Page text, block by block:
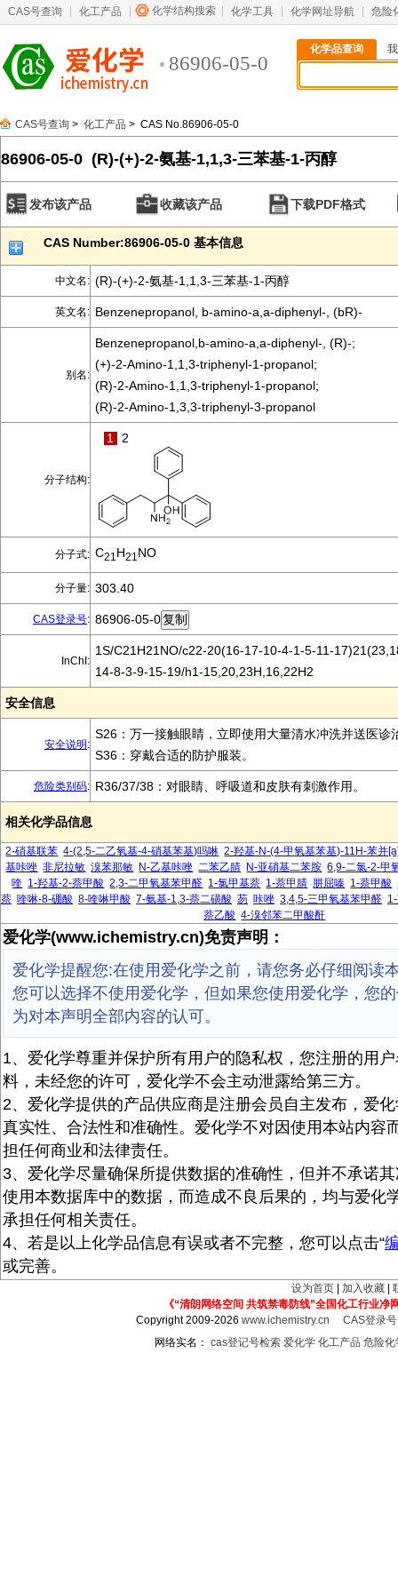
CAS号查询 化工产品 化学结构搜索 化学工具 化学网址导航 危险
86906-05-0
化学品查询
CAS号查询 > 化工产品 > CAS No.86906-05-0
86906-05-0 (R)-(+)-2-氨基-1,1,3-三苯基-1-丙醇
发布该产品 收藏该产品 下载PDF格式
CAS Number:86906-05-0 基本信息
中文名: (R)-(+)-2-氨基-1,1,3-三苯基-1-丙醇
英文名: Benzenepropanol, b-amino-a,a-diphenyl-, (bR)-
别名:
Benzenepropanol,b-amino-a,a-diphenyl-, (R)-;
(+)-2-Amino-1,1,3-triphenyl-1-propanol;
(R)-2-Amino-1,1,3-triphenyl-1-propanol;
(R)-2-Amino-1,3,3-triphenyl-3-propanol
分子结构:
1 2
分子式: C21 H21 NO
分子量: 303.40
CAS登录号: 86906-05-0
InChI:
1S/C21H21NO/c22-20(16-17-10-4-1-5-11-
14-8-3-9-15-19/h1-15,20,23H,16,22H2
安全信息
安全说明 :
S26：万一接触眼睛，立即使用大量清水冲洗并送医诊
S36：穿戴合适的防护服装。
危险类别码: R36/37/38：对眼睛、呼吸道和皮肤有刺激作用。
相关化学品信息
2-硝基联苯 4-(2,5-二乙氧基-4-硝基苯基)吗啉 2-羟基-N-(4-甲氧基苯基)-11H-苯并
基咔唑 非尼拉敏 溴苯那敏 N-乙基咔唑 二苯乙腈 N-亚硝基二苯胺 6,9-二氯-2-甲
喹 1-羟基-2-萘甲酸 2,3-二甲氧基苯甲醛 1-氯甲基萘 1-萘甲腈 肼屈嗪 1-萘甲酸
萘 喹啉-8-硼酸 8-喹啉甲酸 7-氨基-1,3-萘二磺酸 芴 咔唑 3,4,5-三甲氧基苯甲醛
萘乙酸 4-溴邻苯二甲酸酐
爱化学(www.ichemistry.cn)免责声明：
爱化学提醒您:在使用爱化学之前，请您务必仔细阅读
您可以选择不使用爱化学，但如果您使用爱化学，您
为对本声明全部内容的认可。
1、爱化学尊重并保护所有用户的隐私权，您注册的用
料，未经您的许可，爱化学不会主动泄露给第三方。
2、爱化学提供的产品供应商是注册会员自主发布，爱
真实性、合法性和准确性。爱化学不对因使用本站内容
担任何商业和法律责任。
3、爱化学尽量确保所提供数据的准确性，但并不承诺
使用本数据库中的数据，而造成不良后果的，均与爱化
承担任何相关责任。
4、若是以上化学品信息有误或者不完整，您可以点击“
或完善。
设为首页 加入收藏
《“清朗网络空间 共筑禁毒防线”全国化工行业净
Copyright 2009-2026www.ichemistry.cn
CAS登录
网络实名： cas登记号检索 爱化学 化工产品 危险化